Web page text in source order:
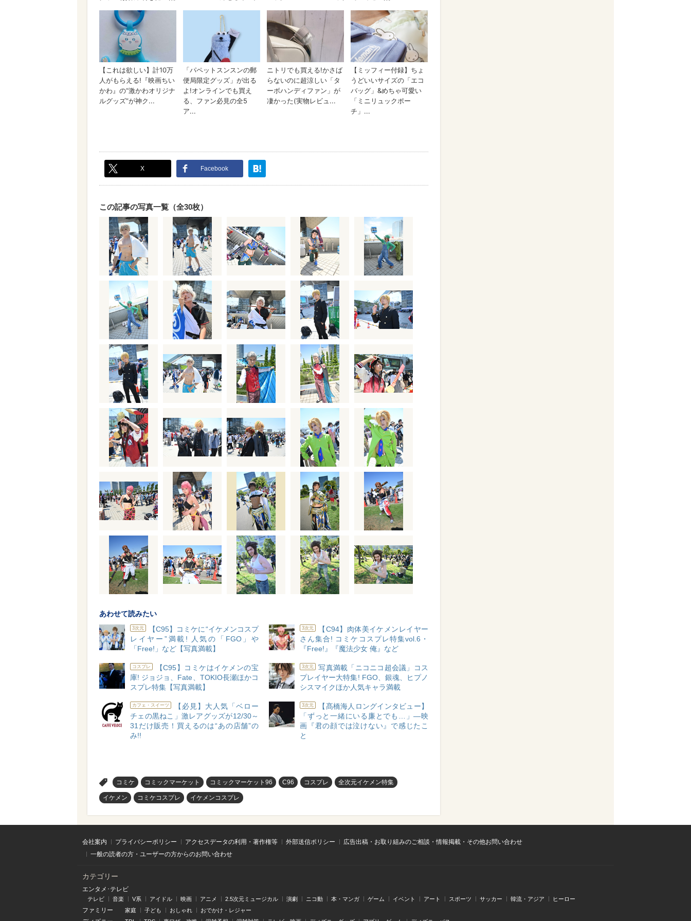
X Facebook
この記事の写真一覧（全30枚）
あわせて読みたい
3次元
【C95】コミケに“イケメンコスプ
レイヤー”満載! 人気の「FGO」や
「Free!」など【写真満載】
3次元
【C94】肉体美イケメンレイヤー
さん集合! コミケコスプレ特集vol.6・
『Free!』『魔法少女 俺』など
コスプレ
【C95】コミケはイケメンの宝
庫! ジョジョ、Fate、TOKIO長瀬ほかコ
スプレ特集【写真満載】
3次元
写真満載「ニコニコ超会議」コス
プレイヤー大特集! FGO、銀魂、ヒプノ
シスマイクほか人気キャラ満載
カフェ・スイーツ
【必見】大人気「ベロー
チェの黒ねこ」激レアグッズが12/30～
31だけ販売！買えるのは“あの店舗”の
み!!
3次元
【髙橋海人ロングインタビュー】
「ずっと一緒にいる廉とでも…」―映
画『君の顔では泣けない』で感じたこ
と
コミケ コミックマーケット コミックマーケット96 C96 コスプレ 全次元イケメン特集
イケメン コミケコスプレ イケメンコスプレ
会社案内 プライバシーポリシー アクセスデータの利用・著作権等 外部送信ポリシー
広告出稿・お取り組みのご相談・情報掲載・その他お問い合わせ
一般の読者の方・ユーザーの方からのお問い合わせ
カテゴリー
エンタメ･テレビ
テレビ 音楽 V系 アイドル 映画 アニメ 2.5次元ミュージカル 演劇 ニコ動 本・マンガ ゲーム イベント アート スポーツ サッカー 韓流・アジア ヒーロー
ファミリー 家庭 子ども おしゃれ おでかけ・レジャー